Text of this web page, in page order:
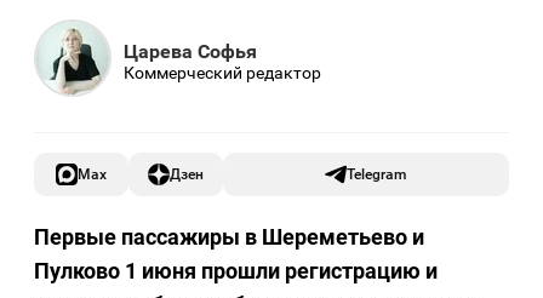
Царева Софья
Коммерческий редактор
Max Дзен Telegram
Первые пассажиры в Шереметьево и
Пулково 1 июня прошли регистрацию и